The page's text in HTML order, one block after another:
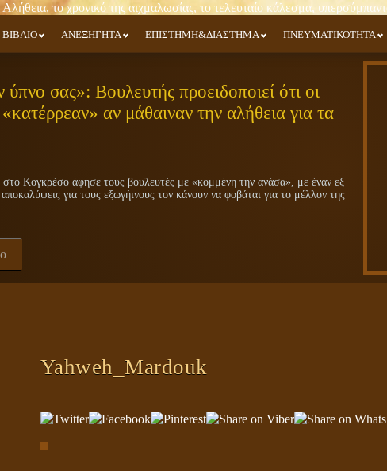
ΑΝΕΞΗΓΗΤΑ ΕΠΙΣΤΗΜΗ&ΔΙΑΣΤΗΜΑ ΠΝΕΥΜΑΤΙΚΟΤΗΤΑ
σας»: Βουλευτής προειδοποιεί ότι οι
αν μάθαιναν την αλήθεια για τα
Κογκρέσο άφησε τους βουλευτές με «κομμένη την ανάσα», με έναν εξ
για τους εξωγήινους τον κάνουν να φοβάται για το μέλλον της
Yahweh_Mardouk